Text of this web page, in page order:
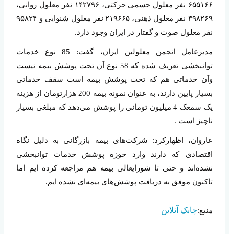
۶۵۵۱۶۶ نفر معلول جسمی حرکتی، ۱۴۲۷۹۶ نفر معلول روانی،
۳۹۸۲۶۹ نفر معلول ذهنی، ۲۱۹۶۶۵ نفر معلول شنوایی و ۹۵۸۲۴
نفر معلول صوت و گفتار در ایران وجود دارد.
مدیرعامل انجمن معلولین ایران، گفت: 85 نوع خدمات
توانبخشی تعریف شده که 58 نوع آن تحت پوشش بیمه نیست
وآن خدماتی هم که تحت پوشش بیمه است سقف خدماتی
بسیار پایین دارند، به عنوان نمونه بیمه 200 هزارتومان از هزینه
یک سمعک 4 میلیون تومانی را پوشش می‌دهد که مبلغی بسیار
ناچیز است .
عاروان، اظهارکرد: شرکت‌های بیمه بازرگانی به دلیل نگاه
اقتصادی که دارند وارد حوزه پوشش خدمات توانبخشی
نشده‌اند و حتی تا شورایعالی بیمه هم مراجعه کرده ایم اما
تاکنون موفق به دریافت پوشش‌های بیمه‌ای نشده ایم.
منبع:چابک آنلاین